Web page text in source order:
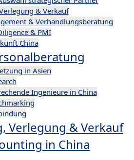
& Verkauf
& Verhandlungsberatung
& PMI
China
in Asien
Ingenieure in China
Verlegung & Verkauf
in China